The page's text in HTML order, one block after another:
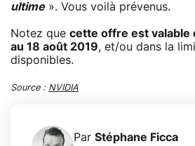
ultime». Vous voilà prévenus.
Notez que cette offre est valable
au 18 août 2019, et/ou dans la
disponibles.
Source : NVIDIA
Par Stéphane Ficca